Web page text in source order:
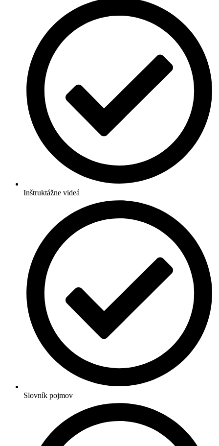
Inštruktážne videá
Slovník pojmov